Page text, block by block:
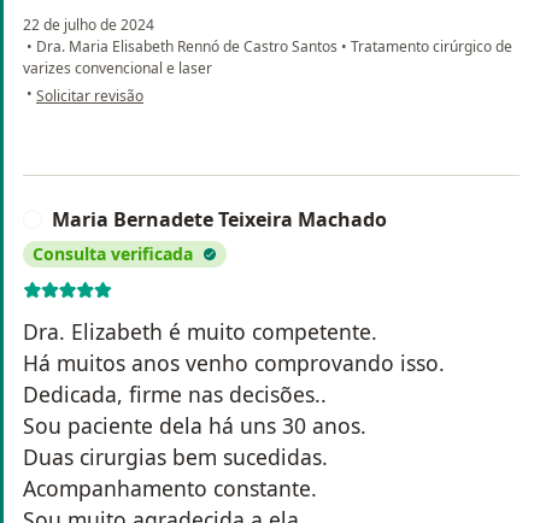
22 de julho de 2024
• Dra. Maria Elisabeth Rennó de Castro Santos • Tratamento cirúrgico de
varizes convencional e laser
• na opinião do utilizador Dayana
Solicitar revisão
Maria Bernadete Teixeira Machado
Consulta verificada
Dra. Elizabeth é muito competente.
Há muitos anos venho comprovando isso.
Dedicada, firme nas decisões..
Sou paciente dela há uns 30 anos.
Duas cirurgias bem sucedidas.
Acompanhamento constante.